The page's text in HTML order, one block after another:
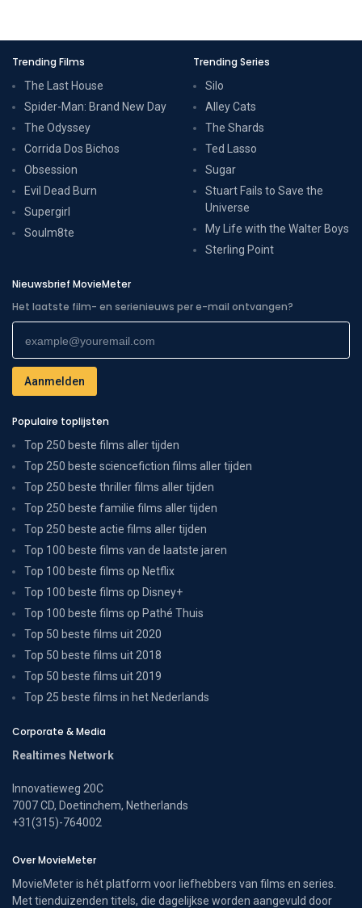
Trending Films
The Last House
Spider-Man: Brand New Day
The Odyssey
Corrida Dos Bichos
Obsession
Evil Dead Burn
Supergirl
Soulm8te
Trending Series
Silo
Alley Cats
The Shards
Ted Lasso
Sugar
Stuart Fails to Save the
Universe
My Life with the Walter Boys
Sterling Point
Nieuwsbrief MovieMeter
Het laatste film- en serienieuws per e-mail ontvangen?
Populaire toplijsten
Top 250 beste films aller tijden
Top 250 beste sciencefiction films aller tijden
Top 250 beste thriller films aller tijden
Top 250 beste familie films aller tijden
Top 250 beste actie films aller tijden
Top 100 beste films van de laatste jaren
Top 100 beste films op Netflix
Top 100 beste films op Disney+
Top 100 beste films op Pathé Thuis
Top 50 beste films uit 2020
Top 50 beste films uit 2018
Top 50 beste films uit 2019
Top 25 beste films in het Nederlands
Corporate & Media
Realtimes Network
Innovatieweg 20C
7007 CD, Doetinchem, Netherlands
+31(315)-764002
Over MovieMeter
MovieMeter is hét platform voor liefhebbers van films en series.
Met tienduizenden titels, die dagelijkse worden aangevuld door